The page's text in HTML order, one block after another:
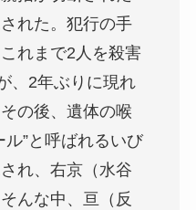
れた。犯行の手
れまで2人を殺害
、2年ぶりに現れ
の後、遺体の喉
”と呼ばれるいび
れ、右京（水谷
んな中、亘（反